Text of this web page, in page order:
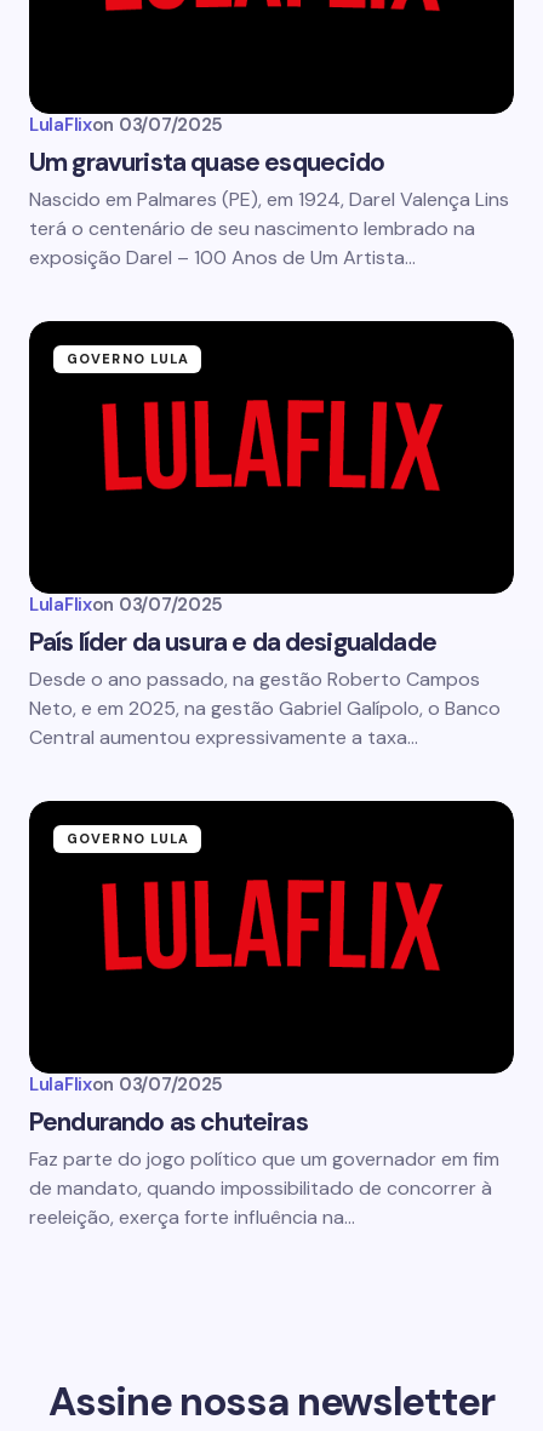
LulaFlixon 03/07/2025
Um gravurista quase esquecido
Nascido em Palmares (PE), em 1924, Darel Valença Lins
terá o centenário de seu nascimento lembrado na
exposição Darel – 100 Anos de Um Artista…
GOVERNO LULA
LulaFlixon 03/07/2025
País líder da usura e da desigualdade
Desde o ano passado, na gestão Roberto Campos
Neto, e em 2025, na gestão Gabriel Galípolo, o Banco
Central aumentou expressivamente a taxa…
GOVERNO LULA
LulaFlixon 03/07/2025
Pendurando as chuteiras
Faz parte do jogo político que um governador em fim
de mandato, quando impossibilitado de concorrer à
reeleição, exerça forte influência na…
Assine nossa newsletter